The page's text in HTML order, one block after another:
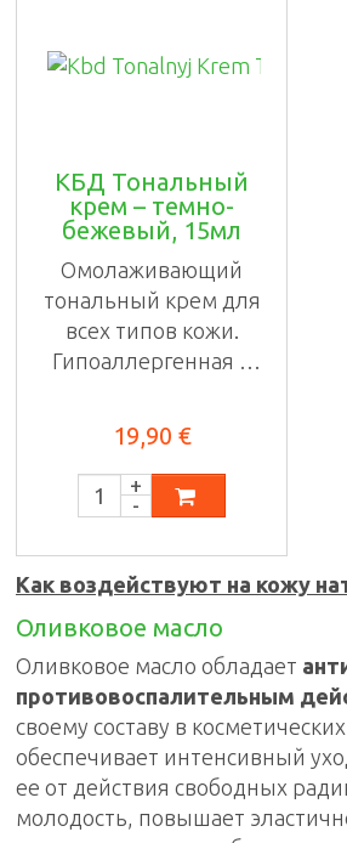
КБД Тональный
крем – темно-
бежевый, 15мл
Омолаживающий
тональный крем для
всех типов кожи.
Гипоаллергенная и
19,90 €
Как воздействуют на кожу
Оливковое масло
Оливковое масло обладает
противовоспалительным
своему составу в
обеспечивает интенсивный
ее от действия свободных
молодость, повышает